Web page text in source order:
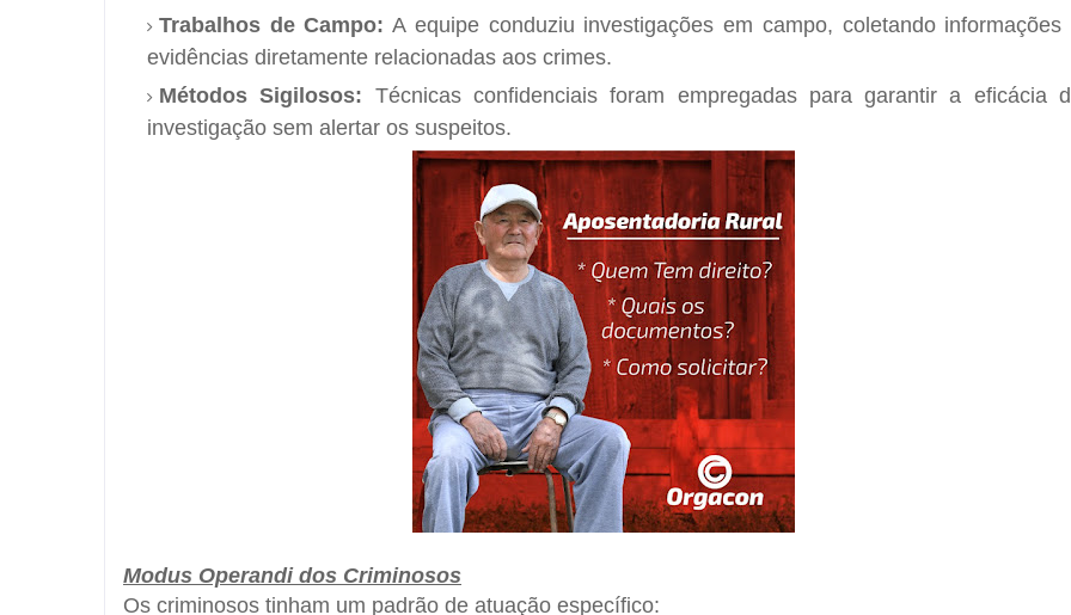
Trabalhos de Campo: A equipe conduziu investigações em campo, coletando informações
evidências diretamente relacionadas aos crimes.
Métodos Sigilosos: Técnicas confidenciais foram empregadas para garantir a eficácia
investigação sem alertar os suspeitos.
Modus Operandi dos Criminosos
Os criminosos tinham um padrão de atuação específico: